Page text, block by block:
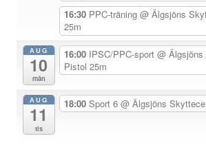
g
16:30 PPC-träning @ Älgsjöns
25m
AUG
10
mån
16:00 IPSC/PPC-sport @
Pistol 25m
AUG
11
tis
18:00 Sport 6 @ Älgsjöns